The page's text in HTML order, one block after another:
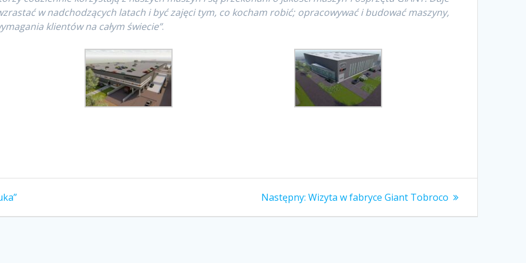
w nadchodzących latach i być zajęci tym, co kocham robić; opracowywać i budować maszyny,
klientów na całym świecie”.
Następny: Następny
Wizyta w fabryce Giant Tobroco